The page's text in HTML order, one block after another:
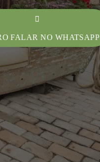
FALAR NO WHATSAPP